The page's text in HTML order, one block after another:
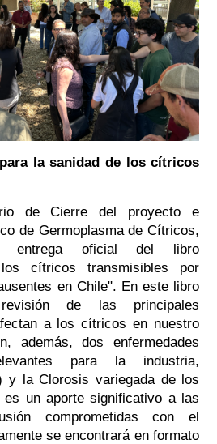
la sanidad de los cítricos
de Cierre del proyecto e
de Germoplasma de Cítricos,
entrega oficial del libro
cítricos transmisibles por
en Chile". En este libro
de las principales
a los cítricos en nuestro
además, dos enfermedades
para la industria,
y la Clorosis variegada de los
un aporte significativo a las
comprometidas con el
se encontrará en formato